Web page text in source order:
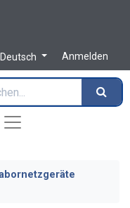
Deutsch
Anmelden